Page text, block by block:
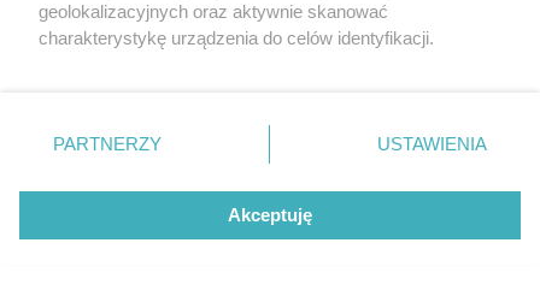
Jak zapobiec zerwaniu paska
rozrządu?
Łańcuch rozrządu –
jest wieczny.
geolokalizacyjnych oraz aktywnie skanować
charakterystykę urządzenia do celów identyfikacji.
zmienić/wycofać klikając przycisk ustawień prywatności
znajdujący się w lewym dolnym rogu strony
rodzaje przetwarzania danych nie wymagają zgody
użytkownika, ale masz prawo sprzeciwić się takiemu
PARTNERZY USTAWIENIA
Akceptuję